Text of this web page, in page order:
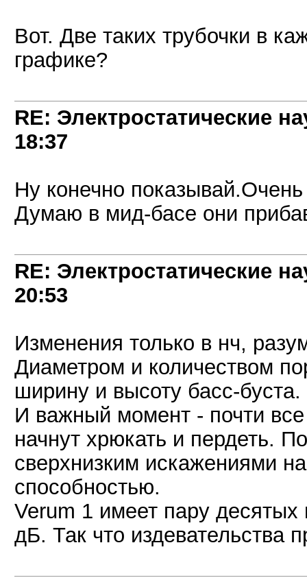
Вот. Две таких трубочки в
графике?
RE: Электростатические
18:37
Ну конечно
Думаю в мид-басе они
RE: Электростатические
20:53
Изменения только в нч,
Диаметром и количеством
ширину и высоту басс-буста.
И важный момент - почти
начнут хрюкать и пердеть.
сверхнизким искажениями
способностью.
Verum 1 имеет пару
дБ. Так что издевательства